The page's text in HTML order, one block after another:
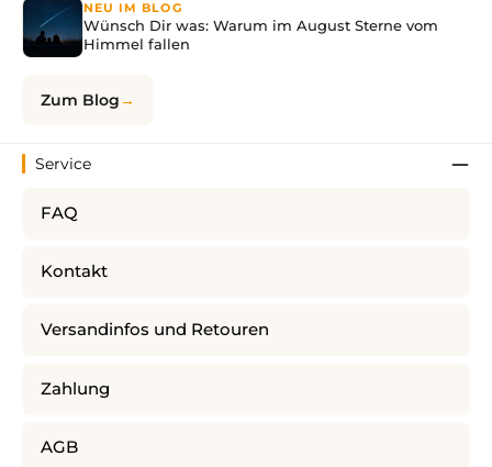
NEU IM BLOG
Wünsch Dir was: Warum im August Sterne vom
Himmel fallen
Zum Blog
Service
FAQ
Kontakt
Versandinfos und Retouren
Zahlung
AGB